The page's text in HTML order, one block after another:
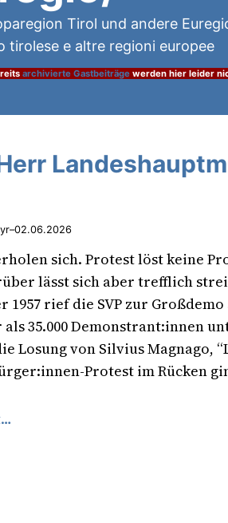
Tirol und andere
tirolese e altre regioni europee
archivierte Gastbeiträge werden hier leider
–02.06.2026
sich. Protest löst keine
lässt sich aber trefflich
1957 rief die SVP zur
als 35.000 Demonstrant:innen
Losung von Silvius Magnago,
Protest im Rücken